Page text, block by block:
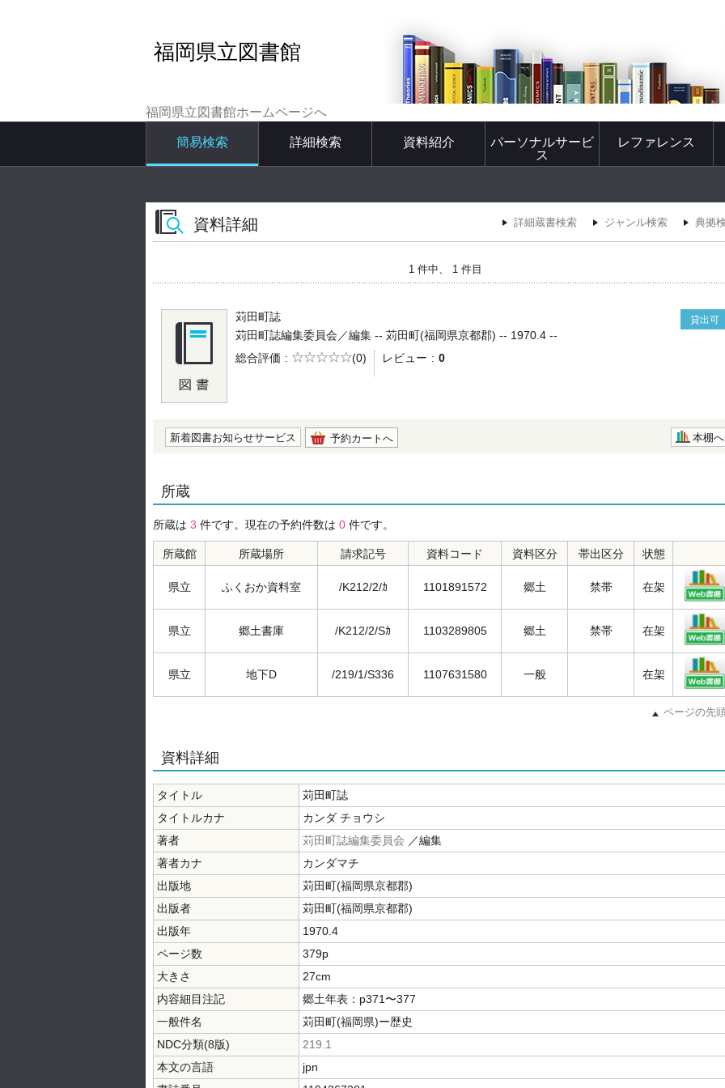
福岡県立図書館
福岡県立図書館ホームページへ
簡易検索 詳細検索 資料紹介
パーソナルサービ
ス
レファレンス
資料詳細 詳細蔵書検索 ジャンル検索 典拠
1 件中、 1 件目
苅田町誌 貸出可
苅田町誌編集委員会／編集 -- 苅田町(福岡県京都郡) -- 1970.4 --
総合評価
5段階評価
(0) レビュー 0
新着図書お知らせサービス 予約カートへ 本棚へ
所蔵
所蔵は 3 件です。現在の予約件数は 0 件です。
所蔵館 所蔵場所 請求記号 資料コード 資料区分 帯出区分 状態
県立 ふくおか資料室 /K212/2/ｶ 1101891572 郷土 禁帯 在架
県立 郷土書庫 /K212/2/Sｶ 1103289805 郷土 禁帯 在架
県立 地下D /219/1/S336 1107631580 一般 在架
ページの先
資料詳細
タイトル
苅田町誌
タイトルカナ
カンダ チョウシ
著者
苅田町誌編集委員会 ／編集
著者カナ
カンダマチ
出版地
苅田町(福岡県京都郡)
出版者
苅田町(福岡県京都郡)
出版年
1970.4
ページ数
379p
大きさ
27cm
内容細目注記
郷土年表：p371〜377
一般件名
苅田町(福岡県)ー歴史
NDC分類(8版)
219.1
本文の言語
jpn